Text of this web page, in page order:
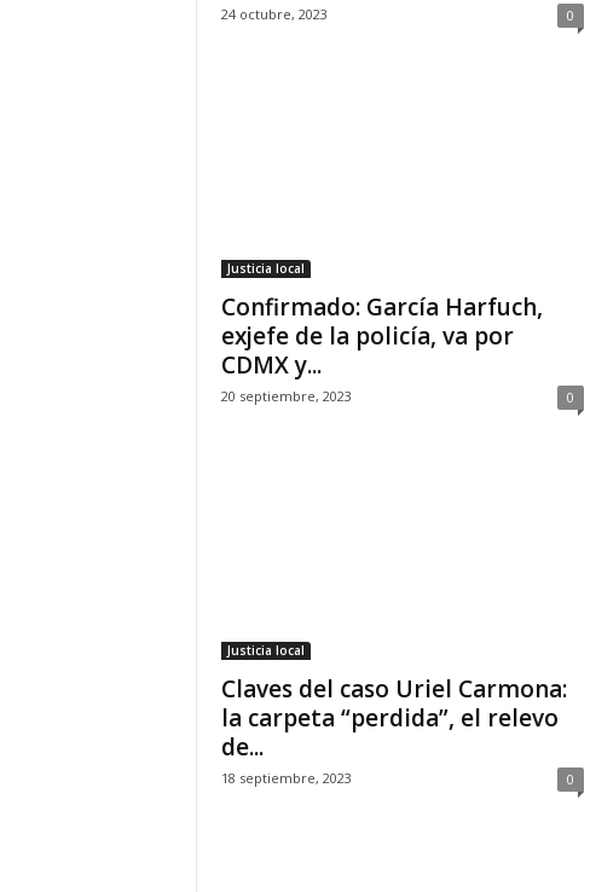
24 octubre, 2023 0
Justicia local
Confirmado: García Harfuch,
exjefe de la policía, va por
CDMX y...
20 septiembre, 2023 0
Justicia local
Claves del caso Uriel Carmona:
la carpeta “perdida”, el relevo
de...
18 septiembre, 2023 0